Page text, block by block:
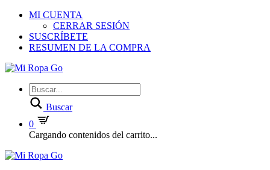
MI CUENTA
CERRAR SESIÓN
SUSCRÍBETE
RESUMEN DE LA COMPRA
Buscar
0
Cargando contenidos del carrito...